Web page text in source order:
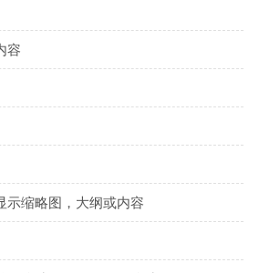
容
示缩略图，大纲或内容